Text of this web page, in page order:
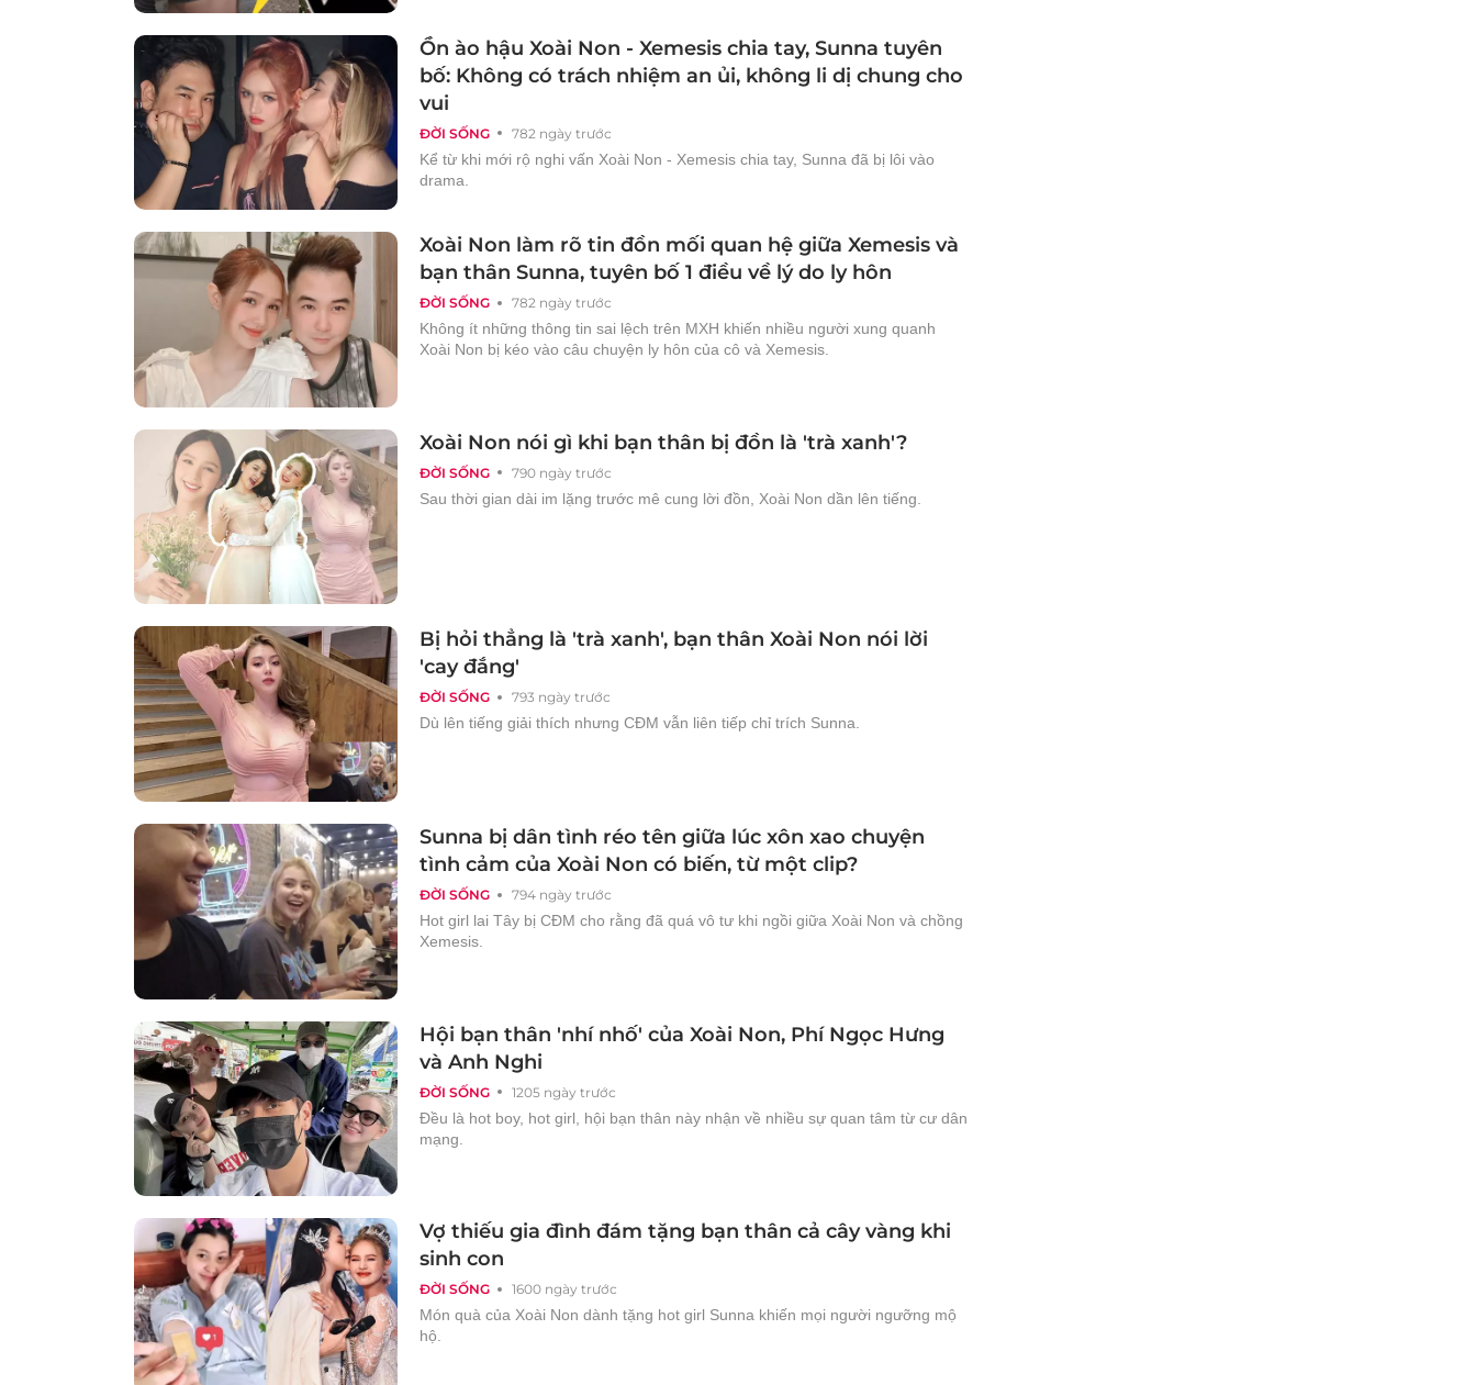
ĐỜI SỐNG 782 ngày trước
Ồn ào hậu Xoài Non - Xemesis chia tay, Sunna tuyên
bố: Không có trách nhiệm an ủi, không li dị chung cho
vui
Kể từ khi mới rộ nghi vấn Xoài Non - Xemesis chia tay, Sunna đã bị lôi vào
drama.
ĐỜI SỐNG 782 ngày trước
Xoài Non làm rõ tin đồn mối quan hệ giữa Xemesis và
bạn thân Sunna, tuyên bố 1 điều về lý do ly hôn
Không ít những thông tin sai lệch trên MXH khiến nhiều người xung quanh
Xoài Non bị kéo vào câu chuyện ly hôn của cô và Xemesis.
ĐỜI SỐNG 790 ngày trước
Xoài Non nói gì khi bạn thân bị đồn là 'trà xanh'?
Sau thời gian dài im lặng trước mê cung lời đồn, Xoài Non dần lên tiếng.
ĐỜI SỐNG 793 ngày trước
Bị hỏi thẳng là 'trà xanh', bạn thân Xoài Non nói lời
'cay đắng'
Dù lên tiếng giải thích nhưng CĐM vẫn liên tiếp chỉ trích Sunna.
ĐỜI SỐNG 794 ngày trước
Sunna bị dân tình réo tên giữa lúc xôn xao chuyện
tình cảm của Xoài Non có biến, từ một clip?
Hot girl lai Tây bị CĐM cho rằng đã quá vô tư khi ngồi giữa Xoài Non và chồng
Xemesis.
ĐỜI SỐNG 1205 ngày trước
Hội bạn thân 'nhí nhố' của Xoài Non, Phí Ngọc Hưng
và Anh Nghi
Đều là hot boy, hot girl, hội bạn thân này nhận về nhiều sự quan tâm từ cư dân
mạng.
ĐỜI SỐNG 1600 ngày trước
Vợ thiếu gia đình đám tặng bạn thân cả cây vàng khi
sinh con
Món quà của Xoài Non dành tặng hot girl Sunna khiến mọi người ngưỡng mộ
hộ.